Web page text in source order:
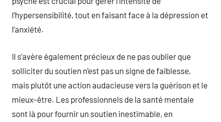
l’hypersensibilité, tout en faisant face à la dépression et
l’anxiété.
Il s’avère également précieux de ne pas oublier que
solliciter du soutien n’est pas un signe de faiblesse,
mais plutôt une action audacieuse vers la guérison et le
mieux-être. Les professionnels de la santé mentale
sont là pour fournir un soutien inestimable, en